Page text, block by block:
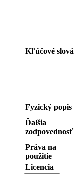
Kľúčové slová
Fyzický popis
Ďalšia
zodpovednosť
Práva na
použitie
Licencia